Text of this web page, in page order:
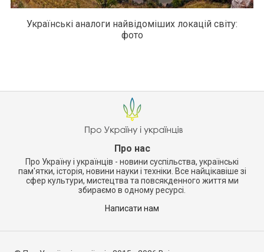
Українські аналоги найвідоміших локацій світу:
фото
Про нас
Про Україну і українців - новини суспільства, українські
пам'ятки, історія, новини науки і техніки. Все найцікавіше зі
сфер культури, мистецтва та повсякденного життя ми
збираємо в одному ресурсі.
Написати нам